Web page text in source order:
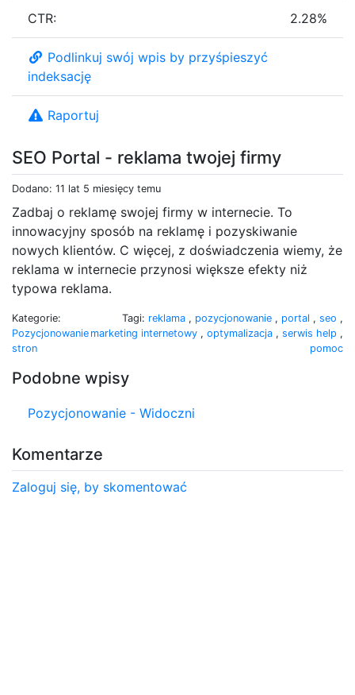
SEO Portal - reklama twojej firmy
Dodano: 11 lat 5 miesięcy temu
Zadbaj o reklamę swojej firmy w internecie. To
innowacyjny sposób na reklamę i pozyskiwanie
nowych klientów. C więcej, z doświadczenia wiemy, że
reklama w internecie przynosi większe efekty niż
typowa reklama.
Kategorie:
Pozycjonowanie
stron
Tagi: reklama , pozycjonowanie , portal , seo ,
marketing internetowy , optymalizacja , serwis help ,
pomoc
Podobne wpisy
Pozycjonowanie - Widoczni
Komentarze
Zaloguj się, by skomentować
CTR: 2.28%
Podlinkuj swój wpis by przyśpieszyć
indeksację
Raportuj